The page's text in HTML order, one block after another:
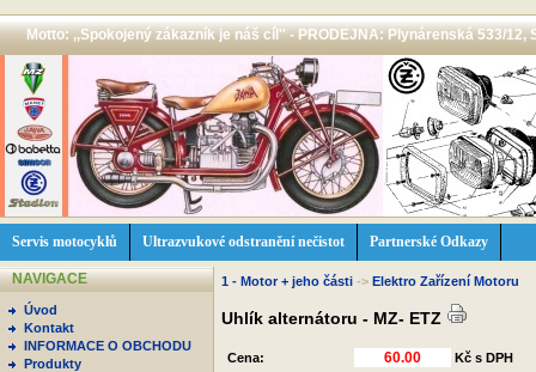
Motto: ,,Spokojený zákazník je náš cíl'' - PRODEJNA: Plynárenská 533/12,
Servis motocyklů Ultrazvukové odstranění nečistot Partnerské Odkazy
NAVIGACE
Úvod
Kontakt
INFORMACE O OBCHODU
Produkty
1 - Motor + jeho části -> Elektro Zařízení Motoru
Uhlík alternátoru - MZ- ETZ
Cena:
Kč s DPH